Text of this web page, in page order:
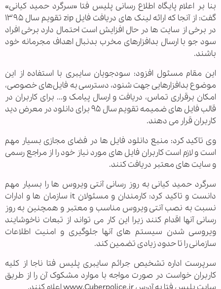
بنا بر اعلام پایگاه اطلاع رسانی پلیس فتا «سرگرد حمید کیانی»
گفت: از آنجا که ارائه لینک های دریافت فایل zip تقویم سال ۱۳۹۵
در برخی از سایت ها در حال افزایش است احتمال دارد برخی افراد
سود جو با ارسال بدافزارهای مخرب بدنبال اهداف مجرمانه خود
باشند.
این مقام مسئول افزود: سودجویان سایبری با استفاده از این
موضوع بدافزارهایی جهت شنود، دسترسی به فایل‌های خصوصی،
امکان برقراری تماس، دریافت و ارسال پیامک و... برای کاربران در
قالب فایل های ضمیمه تقویم سال ۹۵ برای دانلود در معرض دید
کاربران قرار می دهند.
وی تاکید کرد: منبع دانلود فایل ها در فضای مجازی بسیار مهم
است و لازم است کاربران فایل های مورد نیاز خود را از مراجع رسمی
و سایت های معتبر دریافت کنند.
سرگرد حمید کیانی به روز رسانی آنتی ویروس ها را بسیار مهم
دانست و تاکید کرد: کارمندان و مسئولان it سازمان ها و ادارات
نسبت به نصب آنتی ویروس مناسب و معتبر و همچنین به روز
رسانی آنها اقدام کنند زیرا این کار می تواند از تبعات ناخوشایند
ویروسی شدن سیستم های آنها جلوگیری و امنیت اطلاعات
سازمانی را تا حدود زیادی تضمین کند.
سرپرست اداره تشخیص جرائم سایبری پلیس فتا ناجا از کلیه
کاربران خواست در صورت مواجه با موارد مشکوک آن را از طریق